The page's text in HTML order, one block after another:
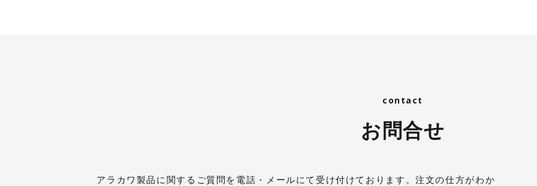
お問合せ
アラカワ製品に関するご質問を電話・メールにて受け付けております。注文の仕方がわか